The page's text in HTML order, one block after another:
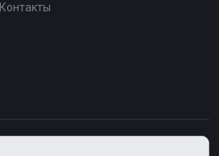
Контакты